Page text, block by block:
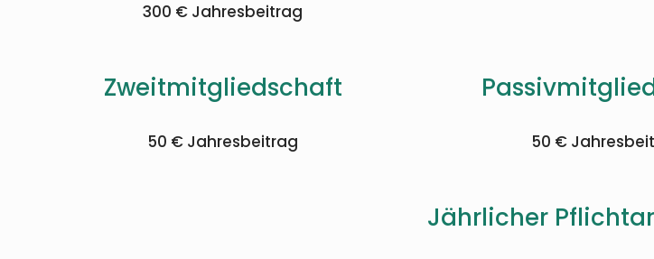
300 € Jahresbeitrag
Zweitmitgliedschaft
50 € Jahresbeitrag 50 €
Jährlicher